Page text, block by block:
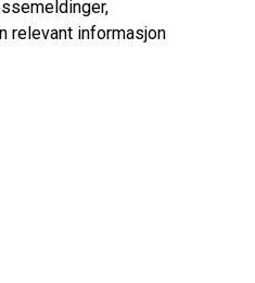
relevant informasjon